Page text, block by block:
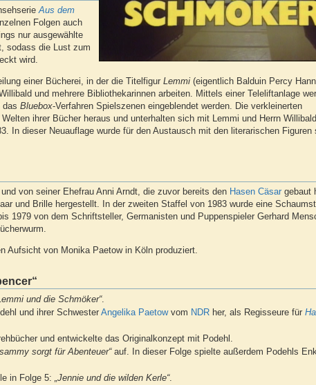
Aus dem
Folgen auch
nur ausgewählte
sodass die Lust zum
wird.
einer Bücherei, in der die Titelfigur Lemmi (eigentlich Balduin Percy
und mehrere Bibliothekarinnen arbeiten. Mittels einer Teleliftanlage
das Bluebox-Verfahren Spielszenen eingeblendet werden. Die verkleinerten
ihrer Bücher heraus und unterhalten sich mit Lemmi und Herrn
In dieser Neuauflage wurde für den Austausch mit den literarischen Figuren
von seiner Ehefrau Anni Arndt, die zuvor bereits den Hasen Cäsar gebaut
und Brille hergestellt. In der zweiten Staffel von 1983 wurde eine
1979 von dem Schriftsteller, Germanisten und Puppenspieler Gerhard
Aufsicht von Monika Paetow in Köln produziert.
und die Schmöker“.
und ihrer SchwesterAngelika Paetowvom NDR her, als Regisseure für
und entwickelte das Originalkonzept mit Podehl.
sorgt für Abenteuer“auf. In dieser Folge spielte außerdem Podehls
in Folge 5:„Jennie und die wilden Kerle“.